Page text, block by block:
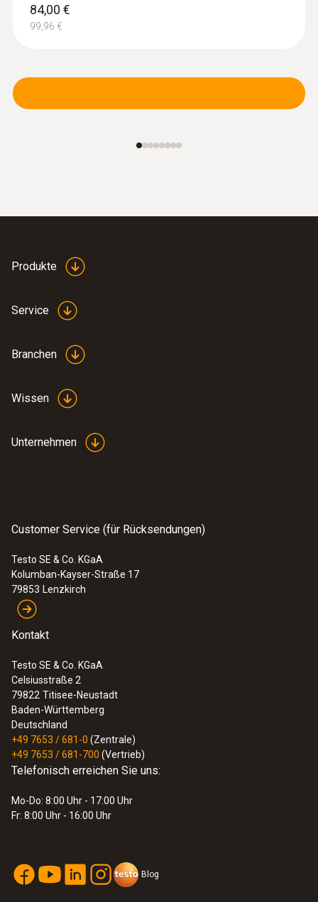
84,00 €
99,96 €
Produkte
Service
Branchen
Wissen
Unternehmen
Customer Service (für Rücksendungen)
Testo SE & Co. KGaA
Kolumban-Kayser-Straße 17
79853 Lenzkirch
Kontakt
Testo SE & Co. KGaA
Celsiusstraße 2
79822 Titisee-Neustadt
Baden-Württemberg
Deutschland
+49 7653 / 681-0 (Zentrale)
+49 7653 / 681-700 (Vertrieb)
Telefonisch erreichen Sie uns:
Mo-Do: 8:00 Uhr - 17:00 Uhr
Fr: 8:00 Uhr - 16:00 Uhr
Blog